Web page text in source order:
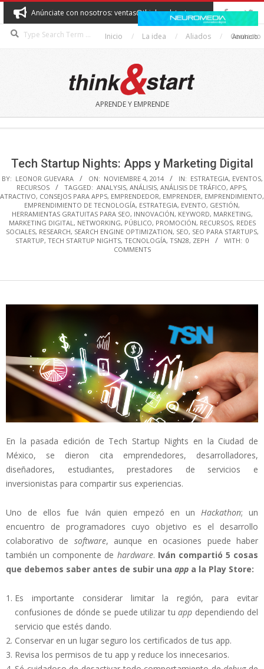
Skip
to
content
Anúnciate con nosotros: ventas@thinkandstart.com
Inicio La idea Aliados Contacto
THINK&START
APRENDE Y EMPRENDE
Anuncio
Tech Startup Nights: Apps y Marketing Digital
BY: LEONOR GUEVARA ON: NOVIEMBRE 4, 2014 IN: ESTRATEGIA, EVENTOS,
RECURSOS
TAGGED: ANALYSIS, ANÁLISIS, ANÁLISIS DE TRÁFICO, APPS,
ATRACTIVO, CONSEJOS PARA APPS, EMPRENDEDOR, EMPRENDER, EMPRENDIMIENTO,
EMPRENDIMIENTO DE TECNOLOGÍA, ESTRATEGIA, EVENTO, GESTIÓN,
HERRAMIENTAS GRATUITAS PARA SEO, INNOVACIÓN, KEYWORD, MARKETING,
MARKETING DIGITAL, NETWORKING, PÚBLICO, PROMOCIÓN, RECURSOS, REDES
SOCIALES, RESEARCH, SEARCH ENGINE OPTIMIZATION, SEO, SEO PARA STARTUPS,
STARTUP, TECH STARTUP NIGHTS, TECNOLOGÍA, TSN28, ZEPH WITH: 0
COMMENTS
En la pasada edición de Tech Startup Nights en la Ciudad de
México, se dieron cita emprendedores, desarrolladores,
diseñadores, estudiantes, prestadores de servicios e
inversionistas para compartir sus experiencias.
Uno de ellos fue Iván quien empezó en un Hackathon; un
encuentro de programadores cuyo objetivo es el desarrollo
colaborativo de software, aunque en ocasiones puede haber
también un componente de hardware. Iván compartió 5 cosas
que debemos saber antes de subir una app a la Play Store:
Es importante considerar limitar la región, para evitar
confusiones de dónde se puede utilizar tuapp dependiendo del
servicio que estés dando.
Conservar en un lugar seguro los certificados de tus app.
Revisa los permisos de tu app y reduce los innecesarios.